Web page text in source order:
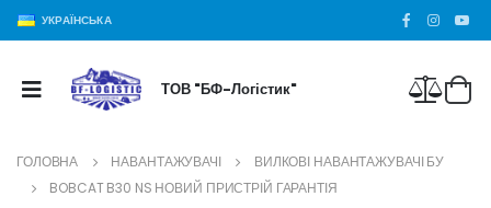
УКРАЇНСЬКА
ТОВ "БФ-Логістик"
ГОЛОВНА НАВАНТАЖУВАЧІ
ВИЛКОВІ НАВАНТАЖУВАЧІ БУ
BOBCAT B30 NS НОВИЙ ПРИСТРІЙ ГАРАНТІЯ